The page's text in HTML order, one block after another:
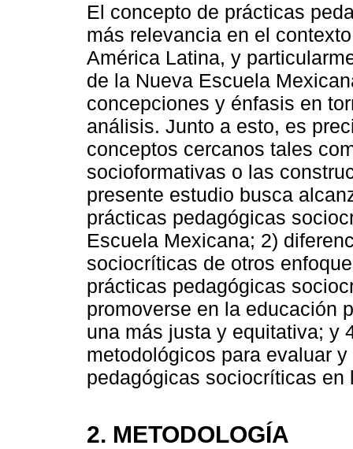
El concepto de prácticas
más relevancia en el
América Latina, y
de la Nueva Escuela
concepciones y énfasis en
análisis. Junto a esto, es
conceptos cercanos tales
socioformativas o las
presente estudio busca
prácticas pedagógicas
Escuela Mexicana; 2)
sociocríticas de otros
prácticas pedagógicas
promoverse en la educación
una más justa y equitativa; y
metodológicos para evaluar
pedagógicas sociocríticas en
2. METODOLOGÍA